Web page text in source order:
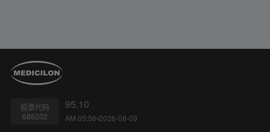
股票代码
688202
95.10
AM 05:56•2026-08-09